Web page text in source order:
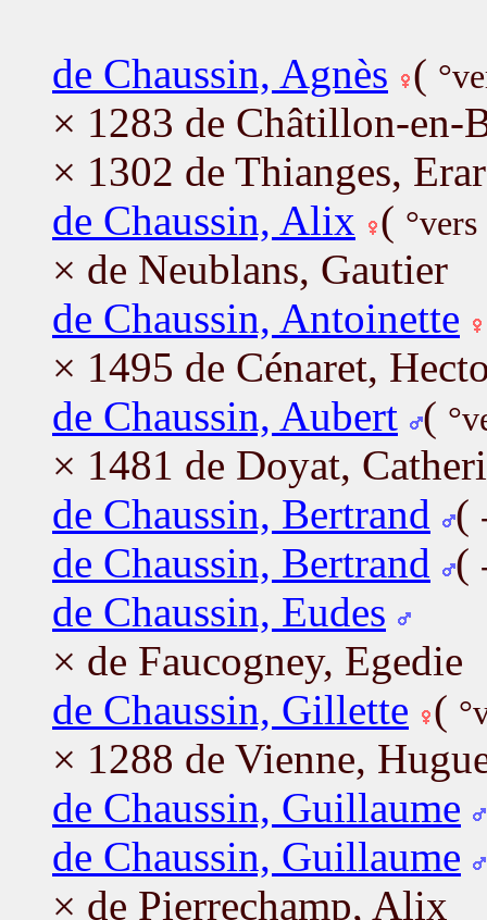
de Chaussin, Agnès (
× 1283 de Châtillon-en-
× 1302 de Thianges,
de Chaussin, Alix (
× de Neublans, Gautier
de Chaussin, Antoinette
× 1495 de Cénaret,
de Chaussin, Aubert (
× 1481 de Doyat,
de Chaussin, Bertrand
(
de Chaussin, Bertrand (
de Chaussin, Eudes
× de Faucogney, Egedie
de Chaussin, Gillette (
× 1288 de Vienne,
de Chaussin, Guillaume
de Chaussin, Guillaume
× de Pierrechamp, Alix